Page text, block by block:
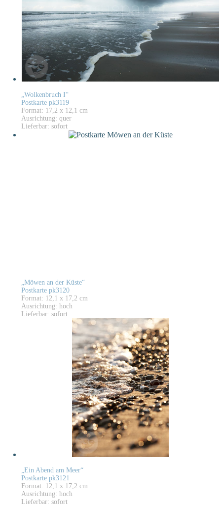
„Wolkenbruch I“
Postkarte pk3119
Format: 17,2 x 12,1 cm
Ausrichtung: quer
Lieferbar: sofort
„Möwen an der Küste“
Postkarte pk3120
Format: 12,1 x 17,2 cm
Ausrichtung: hoch
Lieferbar: sofort
„Ein Abend am Meer“
Postkarte pk3121
Format: 12,1 x 17,2 cm
Ausrichtung: hoch
Lieferbar: sofort